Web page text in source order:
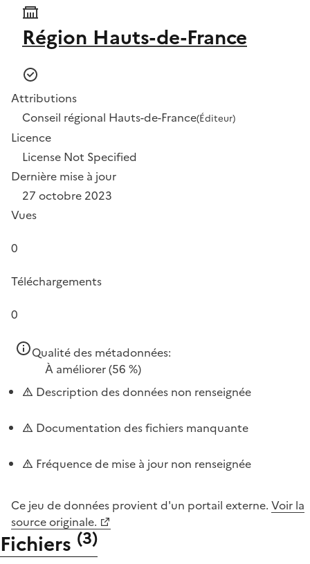
Région Hauts-de-France
Attributions
Conseil régional Hauts-de-France(Éditeur)
Licence
License Not Specified
Dernière mise à jour
27 octobre 2023
Vues
0
Téléchargements
0
Qualité des métadonnées:
À améliorer(56 %)
Description des données non renseignée
Documentation des fichiers manquante
Fréquence de mise à jour non renseignée
Ce jeu de données provient d'un portail externe. Voir la
source originale.
Fichiers (3)